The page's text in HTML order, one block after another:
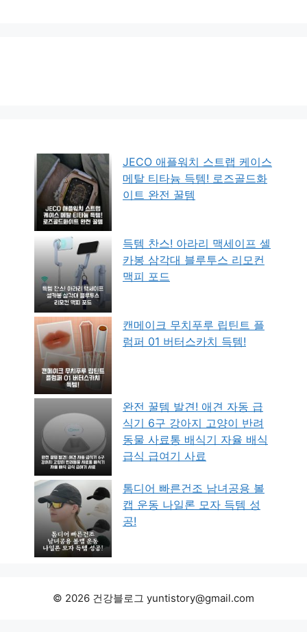
JECO 애플워치 스트랩 케이스
메탈 티타늄 득템! 로즈골드화
이트 완전 꿀템
득템 찬스! 아라리 맥세이프 셀
카봉 삼각대 블루투스 리모컨
맥피 포드
캔메이크 무치푸루 립틴트 플
럼퍼 01 버터스카치 득템!
완전 꿀템 발견! 애견 자동 급
식기 6구 강아지 고양이 반려
동물 사료통 배식기 자율 배식
급식 급여기 사료
톰디어 빠른건조 남녀공용 볼
캡 운동 나일론 모자 득템 성
공!
© 2026 건강블로그 yuntistory@gmail.com